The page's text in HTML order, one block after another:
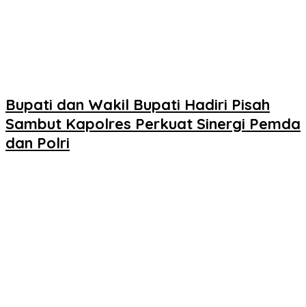
Bupati dan Wakil Bupati Hadiri Pisah
Sambut Kapolres Perkuat Sinergi Pemda
dan Polri